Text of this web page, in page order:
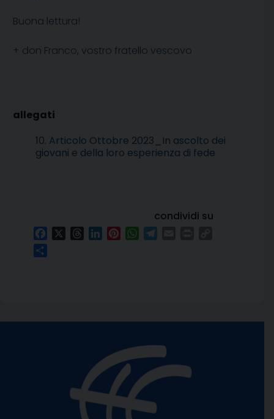
Buona lettura!
+ don Franco, vostro fratello vescovo
10. Articolo Ottobre 2023_In ascolto dei
giovani e della loro esperienza di fede
condividi su
FacebookThreadsLinkedInPinterestWhatsApp